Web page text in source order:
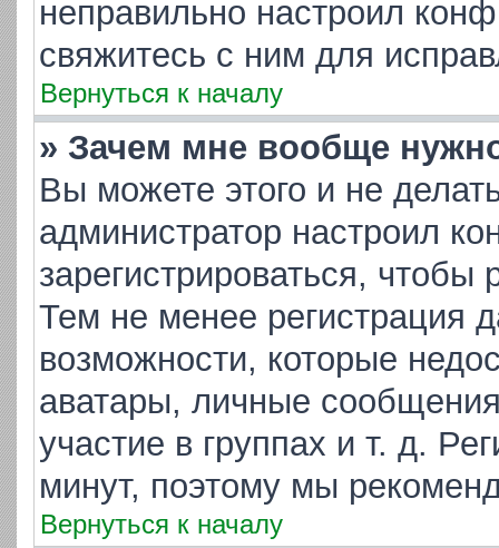
неправильно настроил
свяжитесь с ним для
Вернуться к началу
» Зачем мне вообще
Вы можете этого и не
администратор настроил
зарегистрироваться,
Тем не менее регистрация
возможности, которые
аватары, личные
участие в группах и т. д.
минут, поэтому мы
Вернуться к началу